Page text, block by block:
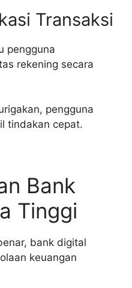
Transaksi
pengguna
rekening secara
pengguna
tindakan cepat.
Bank
Tinggi
bank digital
keuangan